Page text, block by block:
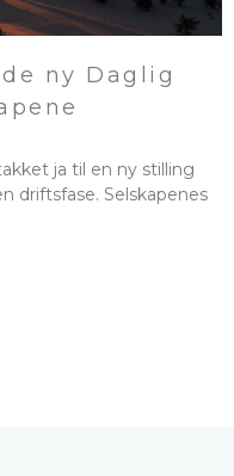
ny Daglig
ja til en ny stilling
driftsfase. Selskapenes